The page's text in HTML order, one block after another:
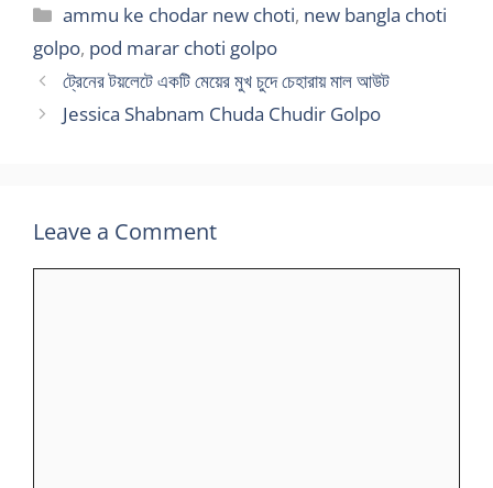
Categories
ammu ke chodar new choti, new bangla choti
golpo, pod marar choti golpo
ট্রেনের টয়লেটে একটি মেয়ের মুখ চুদে চেহারায় মাল আউট
Jessica Shabnam Chuda Chudir Golpo
Leave a Comment